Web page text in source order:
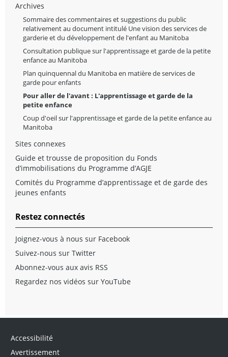
Archives
Sommaire des commentaires et suggestions du public
relativement au document intitulé Une vision des services de
garderie et du développement de l'enfant au Manitoba
Consultation publique sur l'apprentissage et garde de la petite
enfance au Manitoba
Plan quinquennal du Manitoba en matière de services de
garde pour enfants
Pour aller de l'avant : L'apprentissage et garde de la
petite enfance
Coup d'oeil sur l'apprentissage et garde de la petite enfance au
Manitoba
Sites connexes
Guide et trousse de proposition du Fonds
d’immobilisations du Programme d’AGJE
Comités du Programme d’apprentissage et de garde des
jeunes enfants
Restez connectés
Joignez-vous à nous sur Facebook
Suivez-nous sur Twitter
Abonnez-vous aux avis RSS
Regardez nos vidéos sur YouTube
Accessibilité
Avertissement